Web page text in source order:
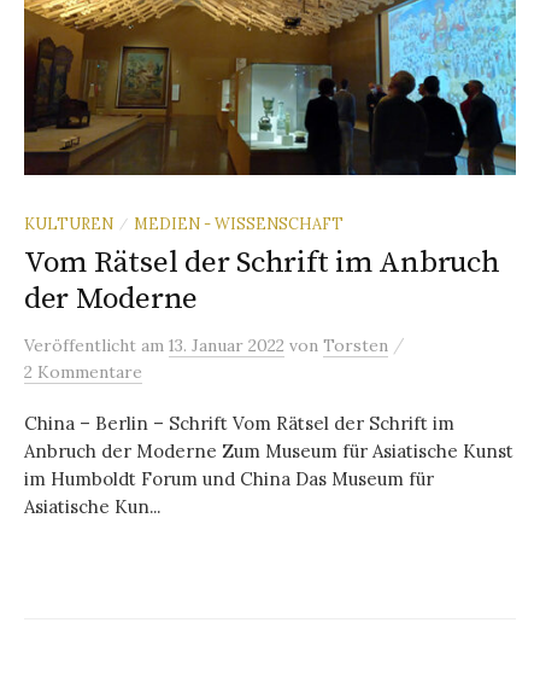
KULTUREN / MEDIEN - WISSENSCHAFT
Vom Rätsel der Schrift im Anbruch
der Moderne
Veröffentlicht am 13. Januar 2022 von Torsten /
2 Kommentare
China – Berlin – Schrift Vom Rätsel der Schrift im
Anbruch der Moderne Zum Museum für Asiatische Kunst
im Humboldt Forum und China Das Museum für
Asiatische Kun...